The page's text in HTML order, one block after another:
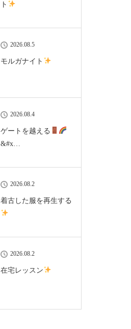
ト
2026.08.5
モルガナイト
2026.08.4
ゲートを越える
&#x…
2026.08.2
着古した服を再生する
2026.08.2
在宅レッスン